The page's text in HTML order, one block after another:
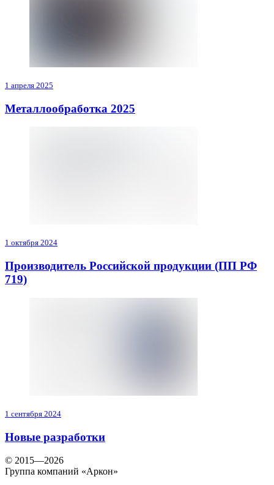
1 апреля 2025
Металлообработка 2025
1 октября 2024
Производитель Российской продукции (ПП РФ
719)
1 сентября 2024
Новые разработки
© 2015—2026
Группа компаний «Аркон»